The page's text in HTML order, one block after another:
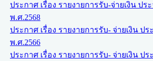
ประกาศ เรื่อง รายงายการรับ-จ่ายเงิน ป
พ.ศ.2568
ประกาศ เรื่อง รายงายการรับ- จ่ายเงิน ป
พ.ศ.2566
ประกาศ เรื่อง รายงายการรับ- จ่ายเงิน ป